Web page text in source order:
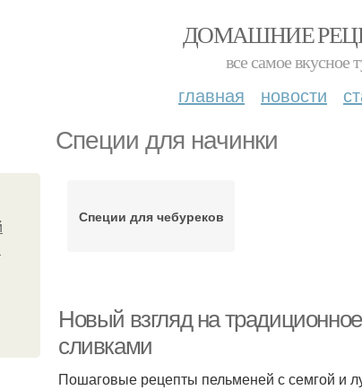
ДОМАШНИЕ
все самое вкусное
главная новости
Специи для начинки
Специи для чебуреков
Новый взгляд на
сливками
Пошаговые рецепты пельменей с семгой и